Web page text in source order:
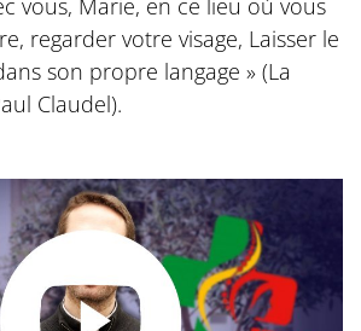
vous, Marie, en ce lieu où vous
regarder votre visage, Laisser le
son propre langage » (La
Claudel).